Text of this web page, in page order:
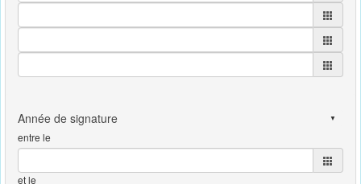
entre le
et le